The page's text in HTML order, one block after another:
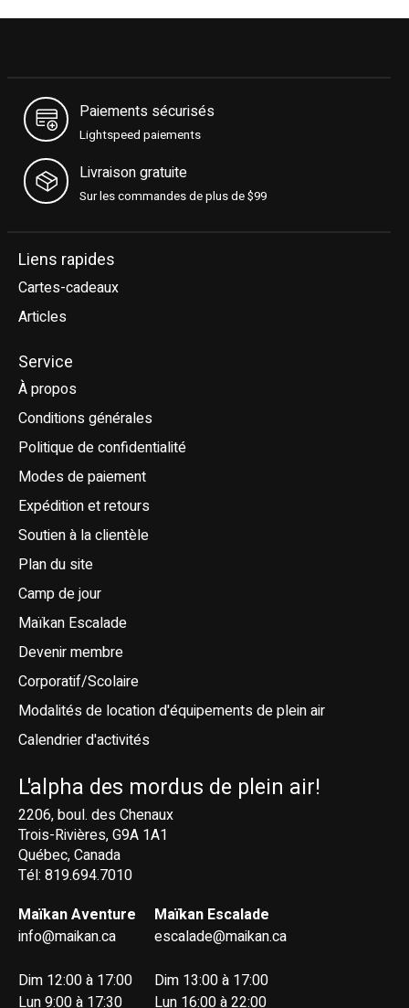
Paiements sécurisés
Lightspeed paiements
Livraison gratuite
Sur les commandes de plus de $99
Liens rapides
Cartes-cadeaux
Articles
Service
À propos
Conditions générales
Politique de confidentialité
Modes de paiement
Expédition et retours
Soutien à la clientèle
Plan du site
Camp de jour
Maïkan Escalade
Devenir membre
Corporatif/Scolaire
Modalités de location d'équipements de plein air
Calendrier d'activités
L'alpha des mordus de plein air!
2206, boul. des Chenaux
Trois-Rivières, G9A 1A1
Québec, Canada
Tél: 819.694.7010
Maïkan Aventure
info@maikan.ca
Dim 12:00 à 17:00
Lun 9:00 à 17:30
Maïkan Escalade
escalade@maikan.ca
Dim 13:00 à 17:00
Lun 16:00 à 22:00